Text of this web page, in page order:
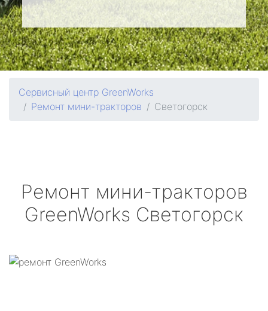
Сервисный центр GreenWorks
Ремонт мини-тракторов
Светогорск
Ремонт мини-тракторов
GreenWorks Светогорск